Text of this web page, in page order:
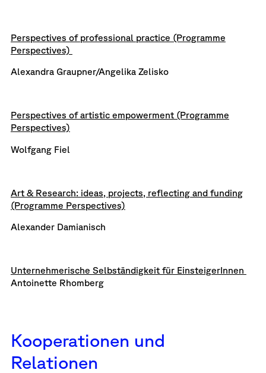
Perspectives of professional practice (Programme
Perspectives)
Alexandra Graupner/Angelika Zelisko
Perspectives of artistic empowerment (Programme
Perspectives)
Wolfgang Fiel
Art & Research: ideas, projects, reflecting and funding
(Programme Perspectives)
Alexander Damianisch
Unternehmerische Selbständigkeit für EinsteigerInnen
Antoinette Rhomberg
Kooperationen und
Relationen